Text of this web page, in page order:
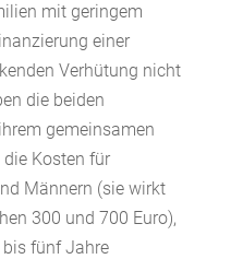
mit geringem
einer
Verhütung nicht
die beiden
gemeinsamen
Kosten für
Männern (sie wirkt
300 und 700 Euro),
fünf Jahre